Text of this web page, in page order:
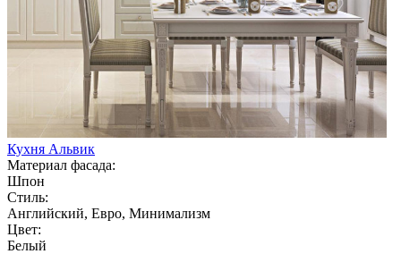
Кухня Альвик
Материал фасада:
Шпон
Стиль:
Английский, Евро, Минимализм
Цвет:
Белый